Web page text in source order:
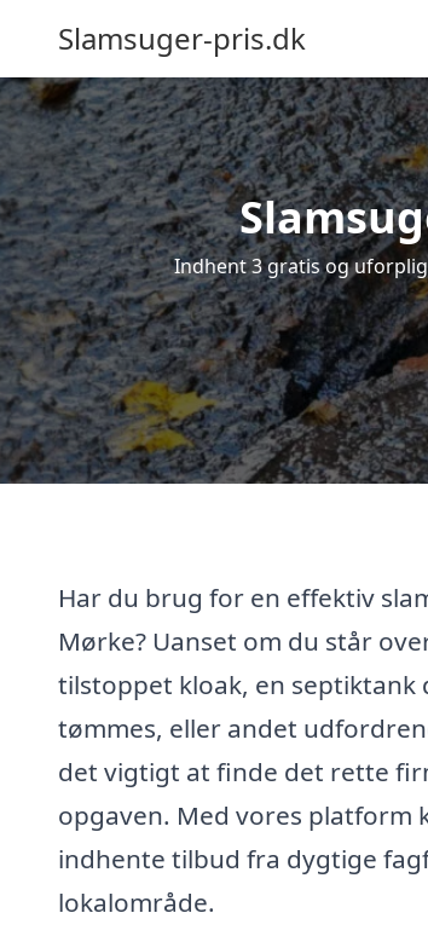
Slamsuger-pris.dk
Indhent 3 gratis og
Har du brug for en effektiv
Mørke? Uanset om du står
tilstoppet kloak, en septiktank
tømmes, eller andet
det vigtigt at finde det rette
opgaven. Med vores platform
indhente tilbud fra dygtige
lokalområde.